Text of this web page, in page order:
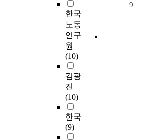
한국
노동
연구
원
(10)
김광
진
(10)
한국
(9)
9